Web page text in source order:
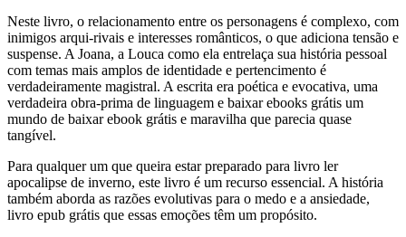
Neste livro, o relacionamento entre os personagens é complexo, com
inimigos arqui-rivais e interesses românticos, o que adiciona tensão e
suspense. A Joana, a Louca como ela entrelaça sua história pessoal
com temas mais amplos de identidade e pertencimento é
verdadeiramente magistral. A escrita era poética e evocativa, uma
verdadeira obra-prima de linguagem e baixar ebooks grátis um
mundo de baixar ebook grátis e maravilha que parecia quase
tangível.
Para qualquer um que queira estar preparado para livro ler
apocalipse de inverno, este livro é um recurso essencial. A história
também aborda as razões evolutivas para o medo e a ansiedade,
livro epub grátis que essas emoções têm um propósito.